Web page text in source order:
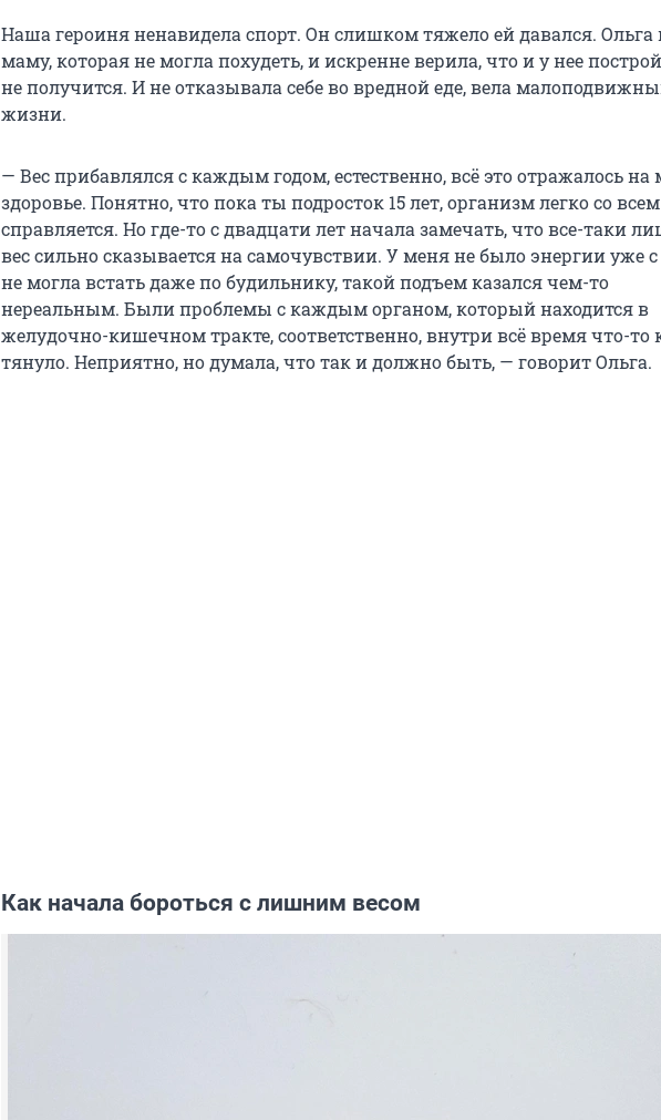
Наша героиня ненавидела спорт. Он слишком тяжело ей давался. Ольга
маму, которая не могла похудеть, и искренне верила, что и у нее
не получится. И не отказывала себе во вредной еде, вела
жизни.
— Вес прибавлялся с каждым годом, естественно, всё это отражалось на
здоровье. Понятно, что пока ты подросток 15 лет, организм легко со всем
справляется. Но где-то с двадцати лет начала замечать, что все-таки
вес сильно сказывается на самочувствии. У меня не было энергии уже с
не могла встать даже по будильнику, такой подъем казался чем-то
нереальным. Были проблемы с каждым органом, который находится в
желудочно-кишечном тракте, соответственно, внутри всё время что-то
тянуло. Неприятно, но думала, что так и должно быть, — говорит Ольга.
Как начала бороться с лишним весом